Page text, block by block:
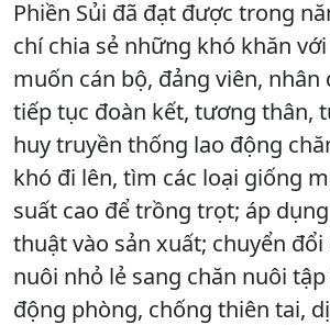
Phiền Sủi đã đạt được trong
chí chia sẻ những khó khăn
muốn cán bộ, đảng viên,
tiếp tục đoàn kết, tương thân,
huy truyền thống lao động
khó đi lên, tìm các loại giống
suất cao để trồng trọt; áp
thuật vào sản xuất; chuyển
nuôi nhỏ lẻ sang chăn nuôi
động phòng, chống thiên tai,